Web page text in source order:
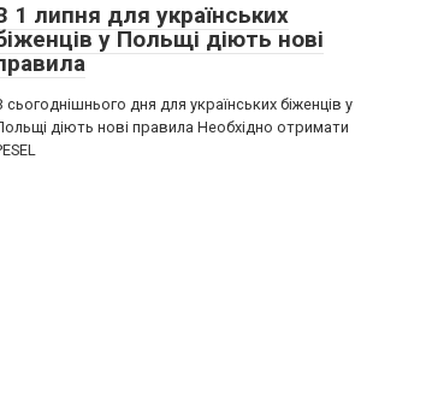
1 липня для українських
у Польщі діють нові
сьогоднішнього дня для українських біженців у
діють нові правила Необхідно отримати